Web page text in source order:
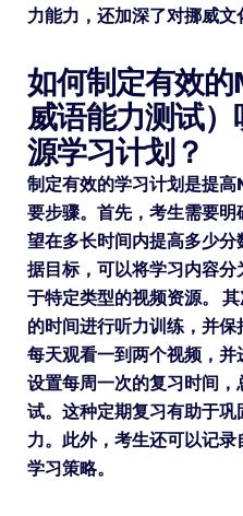
力能力，还加深了对挪威文
如何制定有效
威语能力测试
源学习计划？
制定有效的学习计划是提
要步骤。首先，考生需要
望在多长时间内提高多少
据目标，可以将学习内容
于特定类型的视频资源。
的时间进行听力训练，并保
每天观看一到两个视频，
设置每周一次的复习时间
试。这种定期复习有助于
力。此外，考生还可以记
学习策略。